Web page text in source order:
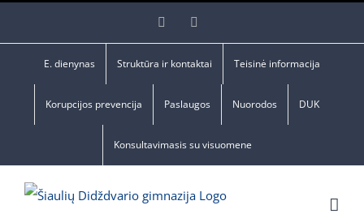
Facebook
E. dienynas Struktūra ir kontaktai Teisinė informacija
Korupcijos prevencija Paslaugos Nuorodos DUK
Konsultavimasis su visuomene